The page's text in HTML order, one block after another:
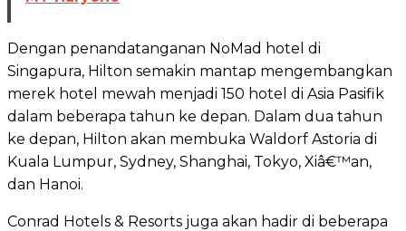
Dengan penandatanganan NoMad hotel di
Singapura, Hilton semakin mantap mengembangkan
merek hotel mewah menjadi 150 hotel di Asia Pasifik
dalam beberapa tahun ke depan. Dalam dua tahun
ke depan, Hilton akan membuka Waldorf Astoria di
Kuala Lumpur, Sydney, Shanghai, Tokyo, Xiâ€™an,
dan Hanoi.
Conrad Hotels & Resorts juga akan hadir di beberapa